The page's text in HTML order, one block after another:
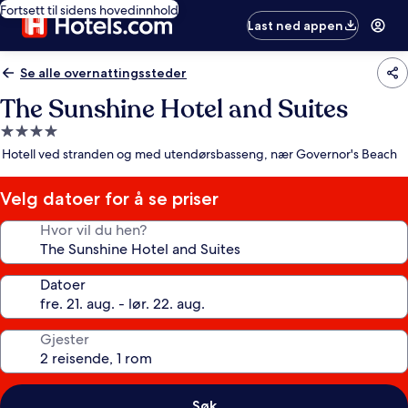
Fortsett til sidens hovedinnhold
Last ned appen
Se alle overnattingssteder
The Sunshine Hotel and Suites
Overnattingssted
med
stjerner
Hotell ved stranden og med utendørsbasseng, nær Governor's Beach
Velg datoer for å se priser
Hvor vil du hen?
Datoer
Gjester